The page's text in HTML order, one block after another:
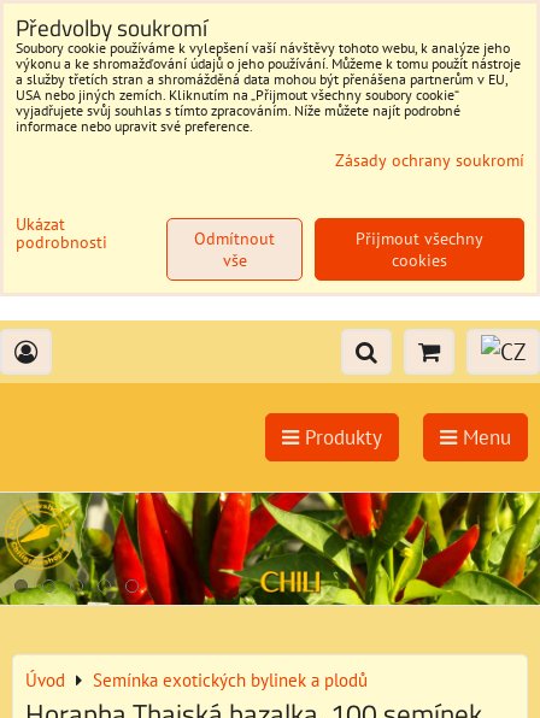
Produkty Menu
Úvod Semínka exotických bylinek a plodů
Předvolby soukromí
Soubory cookie používáme k vylepšení vaší návštěvy tohoto webu, k analýze jeho
výkonu a ke shromažďování údajů o jeho používání. Můžeme k tomu použít nástroje
a služby třetích stran a shromážděná data mohou být přenášena partnerům v EU,
USA nebo jiných zemích. Kliknutím na „Přijmout všechny soubory cookie“
vyjadřujete svůj souhlas s tímto zpracováním. Níže můžete najít podrobné
informace nebo upravit své preference.
Zásady ochrany soukromí
Ukázat
podrobnosti
Přijmout všechny
cookies
Odmítnout
vše